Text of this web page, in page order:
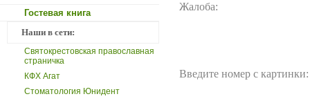
Гостевая книга
Наши в сети:
Святокрестовская православная
страничка
КФХ Агат
Стоматология Юнидент
Жалоба:
Введите номер с картинки: